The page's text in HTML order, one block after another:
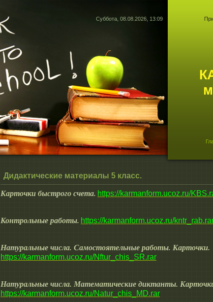
Суббота, 08.08.2026, 13:09
Дидактические материалы 5 класс.
Карточки быстрого счета. https://karmanform.ucoz.ru/
Контрольные работы. https://karmanform.ucoz.ru/
Натуральные числа. Самостоятельные работы. Карточки.
https://karmanform.ucoz.ru/Nftur_chis_SR.rar
Натуральные числа. Математические диктанты.
https://karmanform.ucoz.ru/Natur_chis_MD.rar